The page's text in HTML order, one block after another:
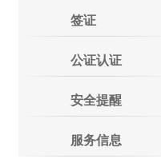
签证
公证认证
安全提醒
服务信息